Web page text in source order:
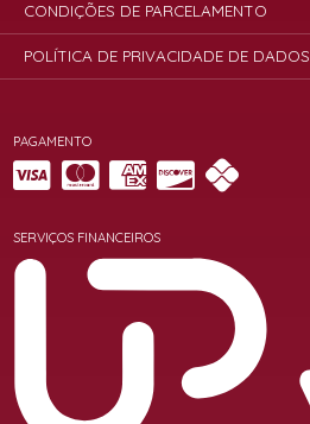
PAGAMENTO
SERVIÇOS FINANCEIROS
CONDIÇÕES DE PARCELAMENTO
POLÍTICA DE PRIVACIDADE DE DADOS